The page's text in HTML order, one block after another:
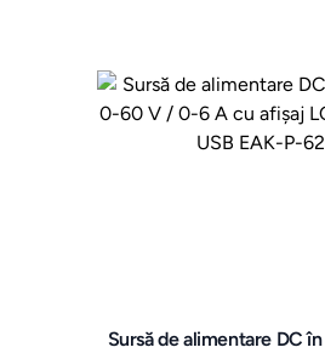
Sursă de alimentare DC